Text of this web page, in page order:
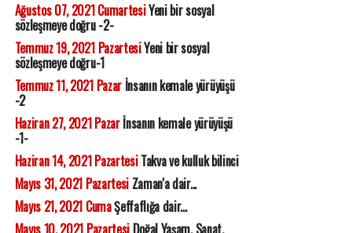
Ağustos 07, 2021 CumartesiYeni bir sosyal
sözleşmeye doğru -2-
Temmuz 19, 2021 PazartesiYeni bir sosyal
sözleşmeye doğru-1
Temmuz 11, 2021 Pazarİnsanın kemale yürüyüşü
-2
Haziran 27, 2021 Pazarİnsanın kemale yürüyüşü
-1-
Haziran 14, 2021 PazartesiTakva ve kulluk bilinci
Mayıs 31, 2021 PazartesiZaman'a dair...
Mayıs 21, 2021 CumaŞeffaflığa dair...
Mayıs 10, 2021 PazartesiDoğal Yaşam, Sanat,